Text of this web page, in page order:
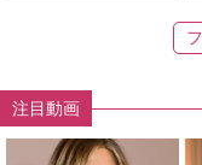
注目動画